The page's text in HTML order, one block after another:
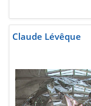
Claude Lévêque